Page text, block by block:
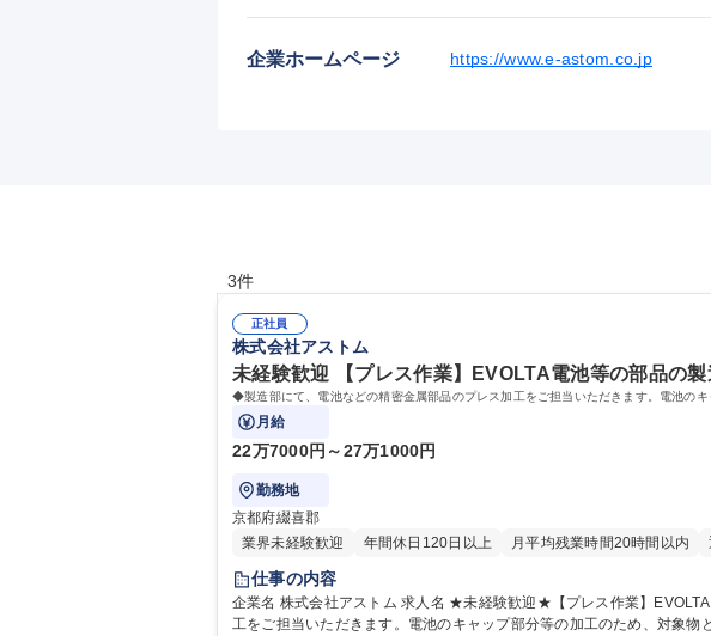
企業ホームページ https://www.e-astom.co.jp
3件
正社員
株式会社アストム
未経験歓迎 【プレス作業】EVOLTA電池等の部品の
◆製造部にて、電池などの精密金属部品のプレス加工をご担当いただきます。電池の
月給
22万7000円～27万1000円
勤務地
京都府綴喜郡
業界未経験歓迎
年間休日120日以上 月平均残業時間20時間以内
仕事の内容
企業名 株式会社アストム 求人名 ★未経験歓迎★【プレス作業】EVOLTA電池等の部品の製造/マイカー通勤可 仕事の内容 ◆製造部にて、電池などの精密金属部品のプレス加
工をご担当いただきます。電池のキャップ部分等の加工のため、対象物としては小型のものになります。 未経験でも